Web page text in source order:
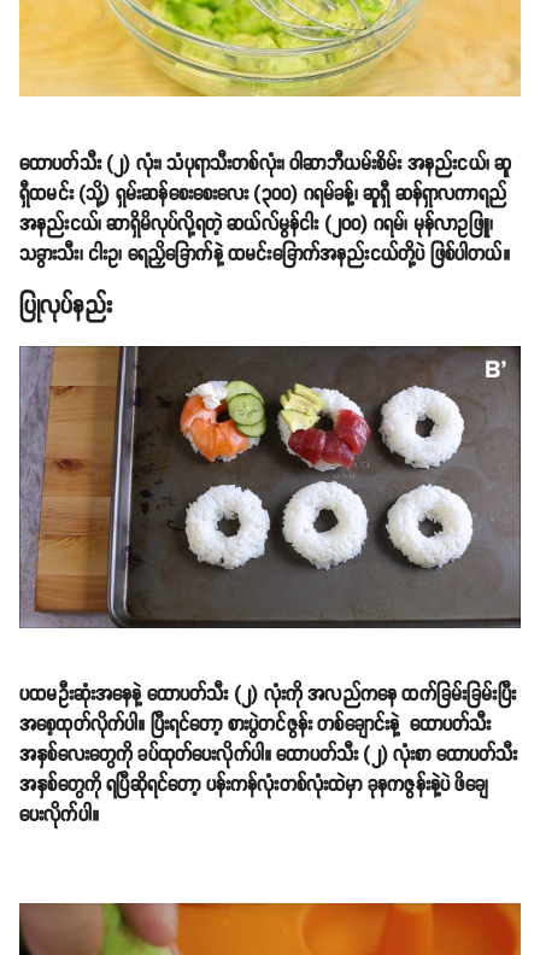
ထောပတ်သီး (၂) လုံး၊ သံပုရာသီးတစ်လုံး၊ ဝါဆာဘီယမ်းစိမ်း အနည်းငယ်၊ ဆူ
ရှီထမင်း (သို့) ရှမ်းဆန်စေးစေးလေး (၃၀၀) ဂရမ်ခန့်၊ ဆူရှီ ဆန်ရှာလကာရည်
အနည်းငယ်၊ ဆာရှိမိလုပ်လို့ရတဲ့ ဆယ်လ်မွန်ငါး (၂၀၀) ဂရမ်၊ မုန်လာဥဖြူ၊
သခွားသီး၊ ငါးဥ၊ ရေညှိခြောက်နဲ့ ထမင်းခြောက်အနည်းငယ်တို့ပဲ ဖြစ်ပါတယ်။
ပြုလုပ်နည်း
ပထမဦးဆုံးအနေနဲ့ ထောပတ်သီး (၂) လုံးကို အလည်ကနေ ထက်ခြမ်းခြမ်းပြီး
အစေ့ထုတ်လိုက်ပါ။ ပြီးရင်တော့ စားပွဲတင်ဇွန်း တစ်ချောင်းနဲ့ ထောပတ်သီး
အနှစ်လေးတွေကို ခပ်ထုတ်ပေးလိုက်ပါ။ ထောပတ်သီး (၂) လုံးစာ ထောပတ်သီး
အနှစ်တွေကို ရပြီဆိုရင်တော့ ပန်းကန်လုံးတစ်လုံးထဲမှာ ခုနကဇွန်းနဲ့ပဲ ဖိချေ
ပေးလိုက်ပါ။